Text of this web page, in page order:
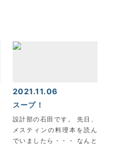
2021.11.06
スープ！
設計部の石田です。 先日、
メスティンの料理本を読ん
でいましたら・・・ なんと